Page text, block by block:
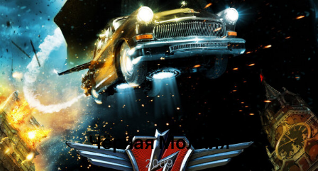
Чёрная Молния
2009